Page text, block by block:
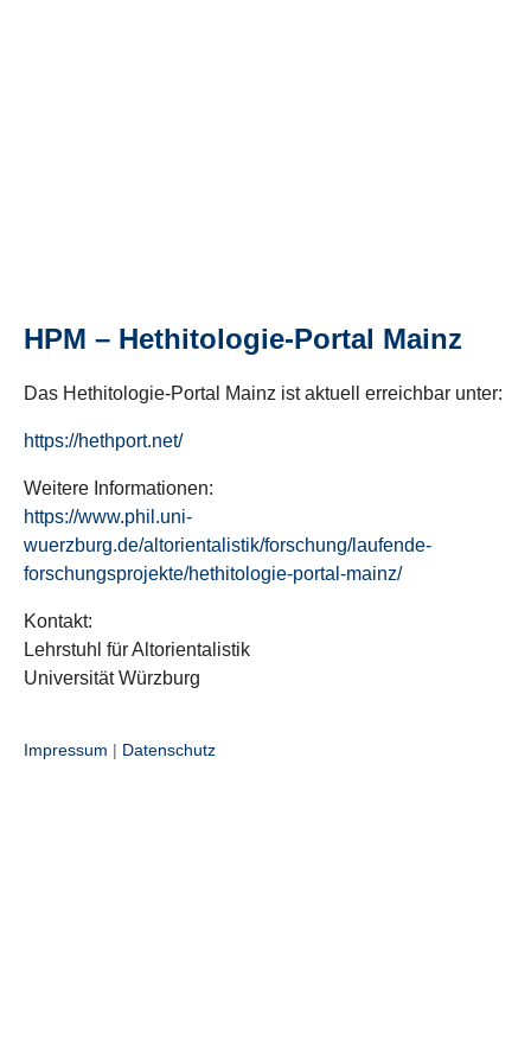
HPM – Hethitologie-Portal Mainz
Das Hethitologie-Portal Mainz ist aktuell erreichbar unter:
https://hethport.net/
Weitere Informationen:
https://www.phil.uni-
wuerzburg.de/altorientalistik/forschung/laufende-
forschungsprojekte/hethitologie-portal-mainz/
Kontakt:
Lehrstuhl für Altorientalistik
Universität Würzburg
Impressum | Datenschutz